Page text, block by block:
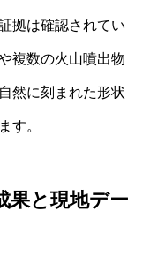
拠は確認されてい
複数の火山噴出物
然に刻まれた形状
す。
果と現地デー